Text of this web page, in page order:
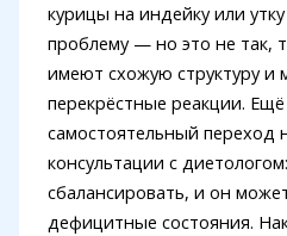
курицы на индейку или
проблему — но это не так,
имеют схожую структуру и
перекрёстные реакции.
самостоятельный переход
консультации с
сбалансировать, и он
дефицитные состояния.